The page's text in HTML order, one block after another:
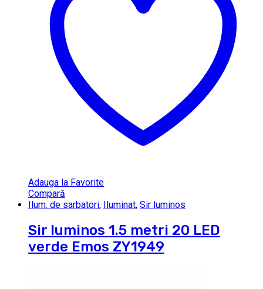
Adauga la Favorite
Compară
Ilum. de sarbatori, Iluminat, Sir luminos
Sir luminos 1.5 metri 20 LED
verde Emos ZY1949